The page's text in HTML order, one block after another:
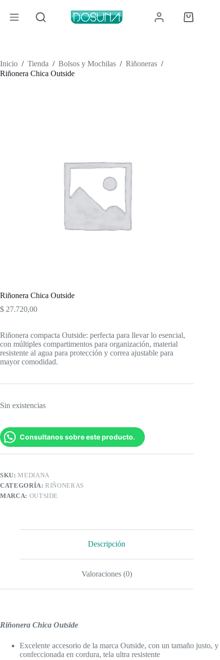
contenido
Carro
de
Inicio / Tienda / Bolsos y Mochilas / Riñoneras /
Riñonera Chica Outside
Riñonera Chica Outside
$ 27.720,00
Riñonera compacta Outside: perfecta para llevar lo esencial,
con múltiples compartimentos para organización, material
resistente al agua para protección y correa ajustable para
mayor comodidad.
Sin existencias
Consultanos sobre este producto.
SKU:MEDIANA
CATEGORÍA:RIÑONERAS
MARCA: OUTSIDE
Descripción
Valoraciones (0)
Riñonera Chica Outside
Excelente accesorio de la marca Outside, con un tamaño justo, y
confeccionada en cordura, tela ultra resistente